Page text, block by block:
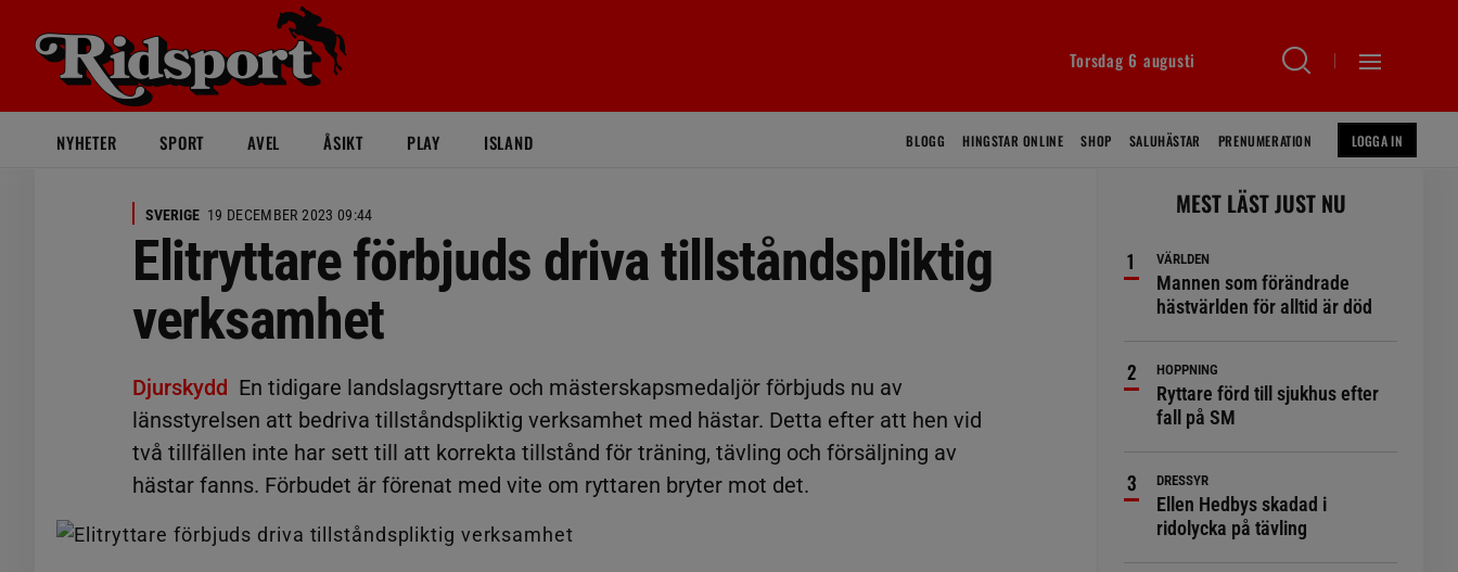
Torsdag 6 augusti
NYHETER SPORT AVEL ÅSIKT PLAY ISLAND BLOGG HINGSTAR ONLINE SHOP SALUHÄSTAR PRENUMERATION LOGGA IN
SVERIGE 19 DECEMBER 2023 09:44
Elitryttare förbjuds driva tillståndspliktig
verksamhet
Djurskydd En tidigare landslagsryttare och mästerskapsmedaljör förbjuds nu av
länsstyrelsen att bedriva tillståndspliktig verksamhet med hästar. Detta efter att hen vid
två tillfällen inte har sett till att korrekta tillstånd för träning, tävling och försäljning av
hästar fanns. Förbudet är förenat med vite om ryttaren bryter mot det.
MEST LÄST JUST NU
VÄRLDEN
Mannen som förändrade
hästvärlden för alltid är död
HOPPNING
Ryttare förd till sjukhus efter
fall på SM
DRESSYR
Ellen Hedbys skadad i
ridolycka på tävling